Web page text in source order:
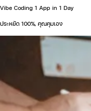
Vibe Coding 1 App in 1 Day
ประหยัด 100%, คุณคุมเอง